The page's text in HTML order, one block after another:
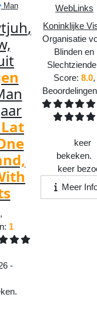
Man
,
Lat
,
1
-
WebLinks
Koninklijke
Organisatie
Blinden en
Score: 8.0,
keer
bekeken.
keer
Meer